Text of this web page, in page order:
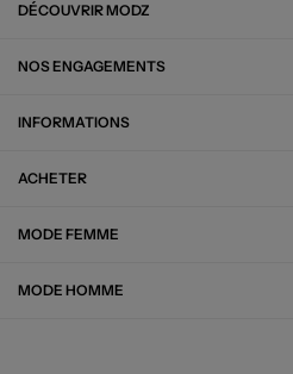
DÉCOUVRIR MODZ
NOS ENGAGEMENTS
INFORMATIONS
ACHETER
MODE FEMME
MODE HOMME